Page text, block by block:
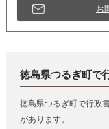
お
徳島県つるぎ町で
徳島県つるぎ町で行政
があります。